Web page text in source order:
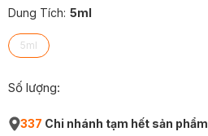
Dung Tích: 5ml
5ml
Số lượng:
337 Chi nhánh tạm hết sản phẩm